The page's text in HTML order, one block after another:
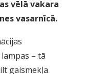
vēlā vakara
vasarnīcā.
– tā
gaismekļa